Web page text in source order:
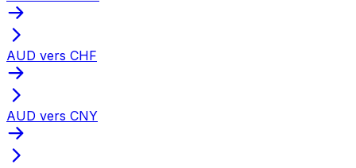
AUD vers CHF
AUD vers CNY